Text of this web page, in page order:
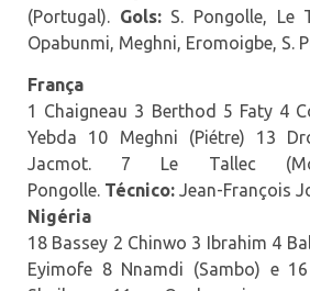
(Portugal). Gols: S. Pongolle, Le
Opabunmi, Meghni, Eromoigbe, S.
França
1 Chaigneau 3 Berthod 5 Faty 4
Yebda 10 Meghni (Piétre) 13
Jacmot. 7 Le Tallec
Pongolle. Técnico: Jean-François
Nigéria
18 Bassey 2 Chinwo 3 Ibrahim 4
Eyimofe 8 Nnamdi (Sambo) e